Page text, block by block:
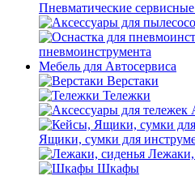
Пневматические
пневмоинструмента
Мебель для Автосервиса
Верстаки
Тележки
Ящики, сумки для
Лежаки,
Шкафы